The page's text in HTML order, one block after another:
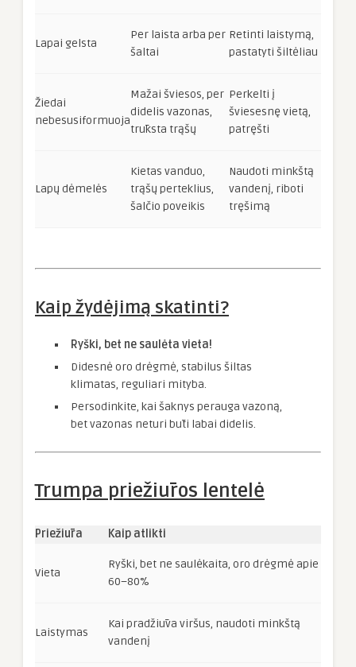
Lapai gelsta
Per laista arba per
šaltai
Retinti laistymą,
pastatyti šiltėliau
Žiedai
nebesusiformuoja
Mažai šviesos, per
didelis vazonas,
trūksta trąšų
Perkelti į
šviesesnę vietą,
patręšti
Lapų dėmelės
Kietas vanduo,
trąšų perteklius,
šalčio poveikis
Naudoti minkštą
vandenį, riboti
tręšimą
Kaip žydėjimą skatinti?
Ryški, bet ne saulėta vieta!
Didesnė oro drėgmė, stabilus šiltas
klimatas, reguliari mityba.
Persodinkite, kai šaknys perauga vazoną,
bet vazonas neturi būti labai didelis.
Trumpa priežiūros lentelė
Priežiūra Kaip atlikti
Vieta
Ryški, bet ne saulėkaita, oro drėgmė apie
60–80%
Laistymas
Kai pradžiūva viršus, naudoti minkštą
vandenį